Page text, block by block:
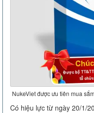
NukeViet được ưu tiên mua
Có hiệu lực từ ngày 20/1/